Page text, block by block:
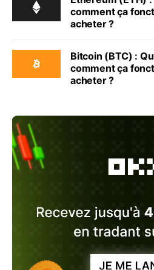
comment ça
acheter ?
Bitcoin (BTC) :
comment ça
acheter ?